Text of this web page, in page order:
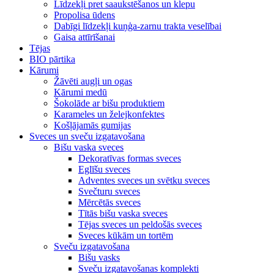
Līdzekļi pret saaukstēšanos un klepu
Propolisa ūdens
Dabīgi līdzekļi kuņģa-zarnu trakta veselībai
Gaisa attīrīšanai
Tējas
BIO pārtika
Kārumi
Žāvēti augļi un ogas
Kārumi medū
Šokolāde ar bišu produktiem
Karameles un želejkonfektes
Košļājamās gumijas
Sveces un sveču izgatavošana
Bišu vaska sveces
Dekoratīvas formas sveces
Eglīšu sveces
Adventes sveces un svētku sveces
Svečturu sveces
Mērcētās sveces
Tītās bišu vaska sveces
Tējas sveces un peldošās sveces
Sveces kūkām un tortēm
Sveču izgatavošana
Bišu vasks
Sveču izgatavošanas komplekti